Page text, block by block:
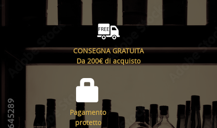
CONSEGNA GRATUITA
Da 200€ di acquisto
Pagamento
protetto